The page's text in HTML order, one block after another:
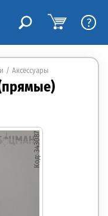
?
Аксессуары
343087